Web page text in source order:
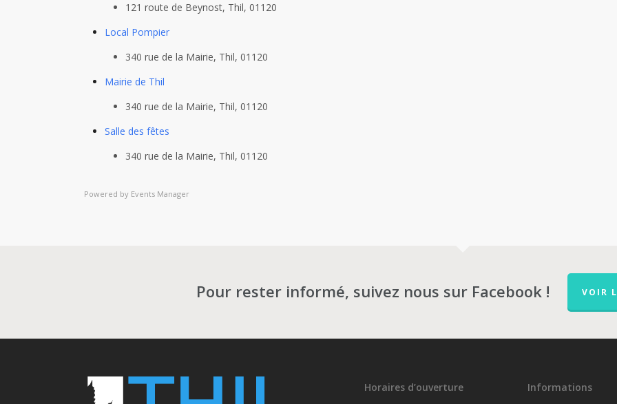
121 route de Beynost, Thil, 01120
Local Pompier
340 rue de la Mairie, Thil, 01120
Mairie de Thil
340 rue de la Mairie, Thil, 01120
Salle des fêtes
340 rue de la Mairie, Thil, 01120
Powered by Events Manager
Pour rester informé, suivez nous sur Facebook ! VOIR
Horaires d’ouverture Informations